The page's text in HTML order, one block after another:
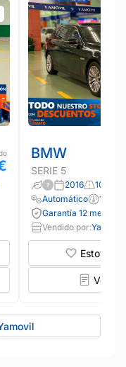
BMW
SERIE 5
2016
Automático
190
Garantía 12 meses
Vendido por:Yamovil
Estoy
Ver